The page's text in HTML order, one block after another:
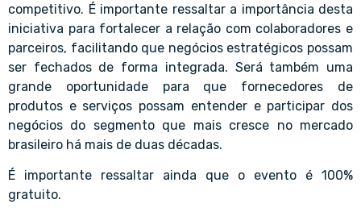
competitivo. É importante ressaltar a importância desta
iniciativa para fortalecer a relação com colaboradores e
parceiros, facilitando que negócios estratégicos possam
ser fechados de forma integrada. Será também uma
grande oportunidade para que fornecedores de
produtos e serviços possam entender e participar dos
negócios do segmento que mais cresce no mercado
brasileiro há mais de duas décadas.
É importante ressaltar ainda que o evento é 100%
gratuito.